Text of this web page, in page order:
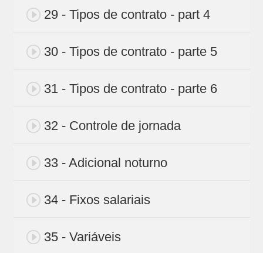
29 - Tipos de contrato - part 4
30 - Tipos de contrato - parte 5
31 - Tipos de contrato - parte 6
32 - Controle de jornada
33 - Adicional noturno
34 - Fixos salariais
35 - Variáveis